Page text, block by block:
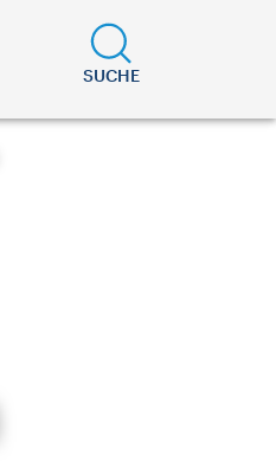
SUCHE